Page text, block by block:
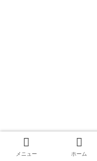
メニュー ホーム